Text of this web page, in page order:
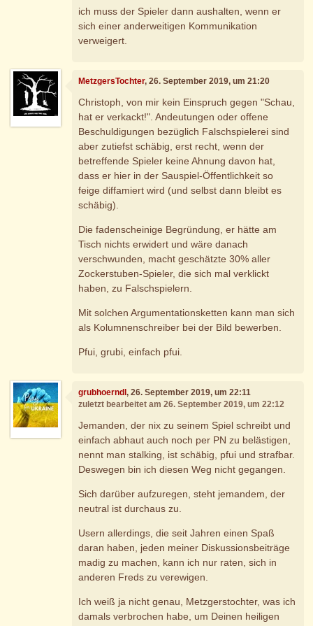
ich muss der Spieler dann aushalten, wenn er
sich einer anderweitigen Kommunikation
verweigert.
MetzgersTochter, 26. September 2019, um 21:20
Christoph, von mir kein Einspruch gegen "Schau,
hat er verkackt!". Andeutungen oder offene
Beschuldigungen bezüglich Falschspielerei sind
aber zutiefst schäbig, erst recht, wenn der
betreffende Spieler keine Ahnung davon hat,
dass er hier in der Sauspiel-Öffentlichkeit so
feige diffamiert wird (und selbst dann bleibt es
schäbig).
Die fadenscheinige Begründung, er hätte am
Tisch nichts erwidert und wäre danach
verschwunden, macht geschätzte 30% aller
Zockerstuben-Spieler, die sich mal verklickt
haben, zu Falschspielern.
Mit solchen Argumentationsketten kann man sich
als Kolumnenschreiber bei der Bild bewerben.
Pfui, grubi, einfach pfui.
grubhoerndl, 26. September 2019, um 22:11
zuletzt bearbeitet am 26. September 2019, um 22:12
Jemanden, der nix zu seinem Spiel schreibt und
einfach abhaut auch noch per PN zu belästigen,
nennt man stalking, ist schäbig, pfui und strafbar.
Deswegen bin ich diesen Weg nicht gegangen.
Sich darüber aufzuregen, steht jemandem, der
neutral ist durchaus zu.
Usern allerdings, die seit Jahren einen Spaß
daran haben, jeden meiner Diskussionsbeiträge
madig zu machen, kann ich nur raten, sich in
anderen Freds zu verewigen.
Ich weiß ja nicht genau, Metzgerstochter, was ich
damals verbrochen habe, um Deinen heiligen